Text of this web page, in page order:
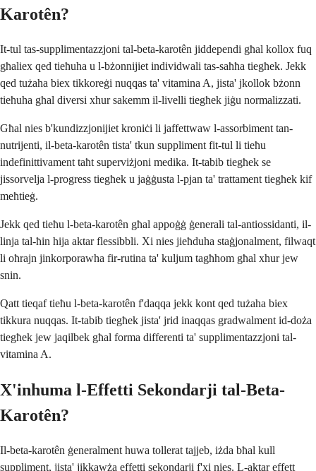
Karotên?
It-tul tas-supplimentazzjoni tal-beta-karotên jiddependi għal kollox fuq
għaliex qed tieħuha u l-bżonnijiet individwali tas-saħħa tiegħek. Jekk
qed tużaha biex tikkoreġi nuqqas ta' vitamina A, jista' jkollok bżonn
tieħuha għal diversi xhur sakemm il-livelli tiegħek jiġu normalizzati.
Għal nies b'kundizzjonijiet kroniċi li jaffettwaw l-assorbiment tan-
nutrijenti, il-beta-karotên tista' tkun suppliment fit-tul li tieħu
indefinittivament taħt superviżjoni medika. It-tabib tiegħek se
jissorvelja l-progress tiegħek u jaġġusta l-pjan ta' trattament tiegħek kif
meħtieġ.
Jekk qed tieħu l-beta-karotên għal appoġġ ġenerali tal-antiossidanti, il-
linja tal-ħin hija aktar flessibbli. Xi nies jieħduha staġjonalment, filwaqt
li oħrajn jinkorporawha fir-rutina ta' kuljum tagħhom għal xhur jew
snin.
Qatt tieqaf tieħu l-beta-karotên f'daqqa jekk kont qed tużaha biex
tikkura nuqqas. It-tabib tiegħek jista' jrid inaqqas gradwalment id-doża
tiegħek jew jaqilbek għal forma differenti ta' supplimentazzjoni tal-
vitamina A.
X'inhuma l-Effetti Sekondarji tal-Beta-
Karotên?
Il-beta-karotên ġeneralment huwa tollerat tajjeb, iżda bħal kull
suppliment, jista' jikkawża effetti sekondarji f'xi nies. L-aktar effett